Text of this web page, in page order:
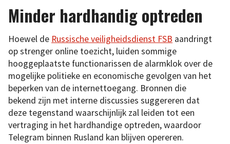
Minder hardhandig optreden
Hoewel de Russische veiligheidsdienst FSB aandringt
op strenger online toezicht, luiden sommige
hooggeplaatste functionarissen de alarmklok over de
mogelijke politieke en economische gevolgen van het
beperken van de internettoegang. Bronnen die
bekend zijn met interne discussies suggereren dat
deze tegenstand waarschijnlijk zal leiden tot een
vertraging in het hardhandige optreden, waardoor
Telegram binnen Rusland kan blijven opereren.